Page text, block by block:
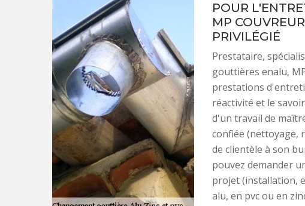
POUR
MP
PRIVILÉGIÉ
Prestataire,
gouttières enalu,
prestations
réactivité et le
d'un travail de
confiée (nettoyage,
de clientèle à son
pouvez demander
projet (installation,
alu, en pvc ou en